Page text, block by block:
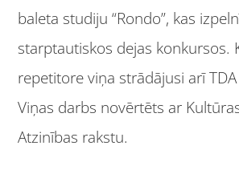
baleta studiju “Rondo”, kas
starptautiskos dejas konkursos.
repetitore viņa strādājusi arī TDA
Viņas darbs novērtēts ar
Atzinības rakstu.